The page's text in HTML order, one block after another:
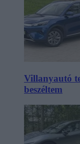
Villanyautó
beszéltem